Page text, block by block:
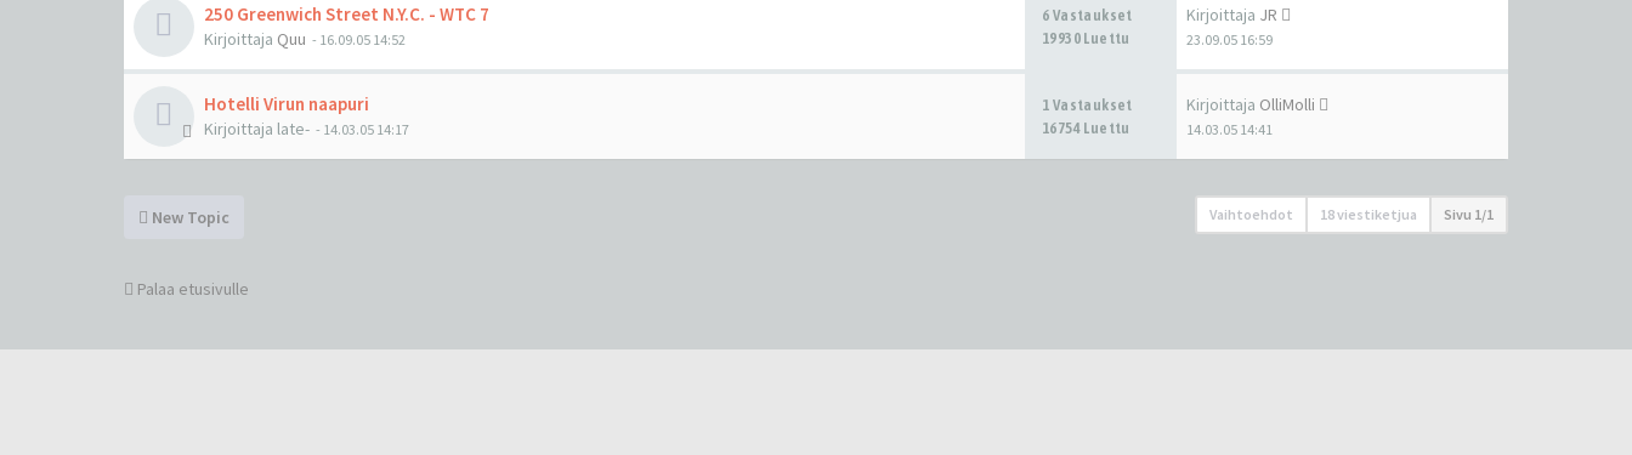
250 Greenwich Street N.Y.C. - WTC 7
Kirjoittaja Quu - 16.09.05 14:52
6 Vastaukset
19930 Luettu
Kirjoittaja JR
23.09.05 16:59
Hotelli Virun naapuri
Kirjoittaja late- - 14.03.05 14:17
1 Vastaukset
16754 Luettu
Kirjoittaja OlliMolli
14.03.05 14:41
New Topic Vaihtoehdot 18 viestiketjua Sivu 1 /1
Palaa etusivulle